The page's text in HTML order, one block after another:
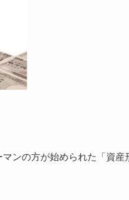
ンの方が始められた「資